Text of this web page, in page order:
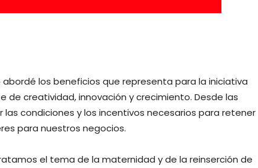
los beneficios que representa para la iniciativa
de creatividad, innovación y crecimiento. Desde las
condiciones y los incentivos necesarios para retener
para nuestros negocios.
el tema de la maternidad y de la reinserción de